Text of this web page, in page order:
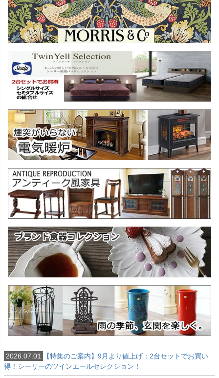
2026.07.01
【特集のご案内】9月より値上げ：2台セットでお買い
得！シーリーのツインエールセレクション！